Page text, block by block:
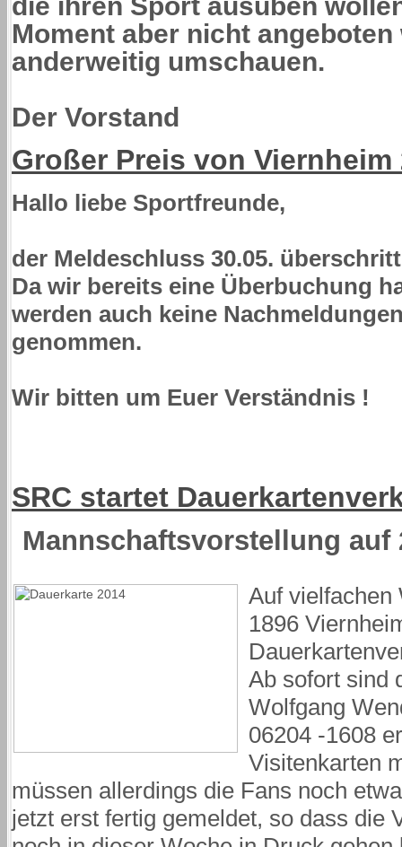
Moment aber nicht
anderweitig umschauen.
Der Vorstand
Großer Preis von Viernheim
Hallo liebe Sportfreunde,
der Meldeschluss 30.05.
Da wir bereits eine Überbuchung
werden auch keine
genommen.
Wir bitten um Euer Verständnis !
SRC startet
Mannschaftsvorstellung
Auf vielfachen
1896
Ab sofort sind
Wolfgang
06204 -1608
Visitenkarten
müssen allerdings die Fans noch
jetzt erst fertig gemeldet, so dass die